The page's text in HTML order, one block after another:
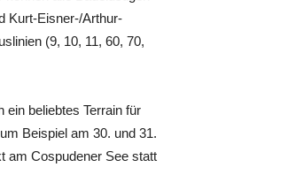
Kurt-Eisner-/Arthur-
(9, 10, 11, 60, 70,
beliebtes Terrain für
Beispiel am 30. und 31.
am Cospudener See statt